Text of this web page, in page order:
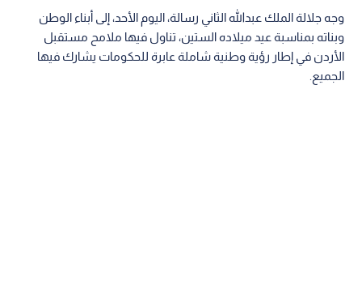
وجه جلالة الملك عبدالله الثاني رسالة، اليوم الأحد، إلى أبناء الوطن
وبناته بمناسبة عيد ميلاده الستين، تناول فيها ملامح مستقبل
الأردن في إطار رؤية وطنية شاملة عابرة للحكومات يشارك فيها
الجميع.